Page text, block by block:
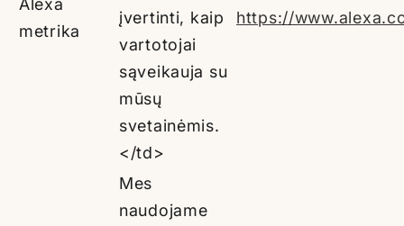
Alexa
metrika
įvertinti, kaip
vartotojai
sąveikauja su
mūsų
svetainėmis.
</td>
https://
Mes
naudojame